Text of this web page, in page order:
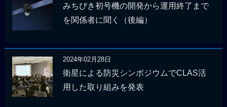
みちびき初号機の開発から運用終了まで
を関係者に聞く（後編）
2024年02月28日
衛星による防災シンポジウムでCLAS活
用した取り組みを発表